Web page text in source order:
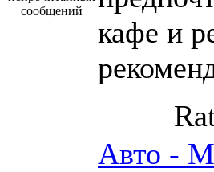
кафе и
Авто -